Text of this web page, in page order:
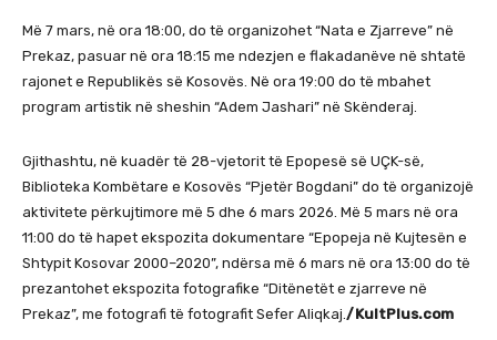
Më 7 mars, në ora 18:00, do të organizohet “Nata e Zjarreve” në
Prekaz, pasuar në ora 18:15 me ndezjen e flakadanëve në shtatë
rajonet e Republikës së Kosovës. Në ora 19:00 do të mbahet
program artistik në sheshin “Adem Jashari” në Skënderaj.
Gjithashtu, në kuadër të 28-vjetorit të Epopesë së UÇK-së,
Biblioteka Kombëtare e Kosovës “Pjetër Bogdani” do të organizojë
aktivitete përkujtimore më 5 dhe 6 mars 2026. Më 5 mars në ora
11:00 do të hapet ekspozita dokumentare “Epopeja në Kujtesën e
Shtypit Kosovar 2000–2020”, ndërsa më 6 mars në ora 13:00 do të
prezantohet ekspozita fotografike “Ditënetët e zjarreve në
Prekaz”, me fotografi të fotografit Sefer Aliqkaj./KultPlus.com